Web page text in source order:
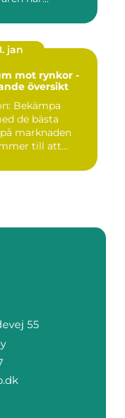
jan
mot rynkor -
översikt
Bekämpa
de bästa
marknaden
till att